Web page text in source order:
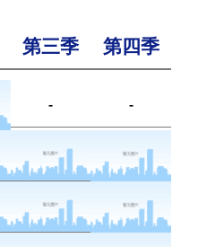
第三季 第四季
- -